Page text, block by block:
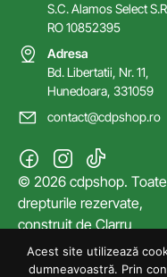
S.C. Alamos Select
RO 10852395
Adresa
Bd. Libertatii, Nr. 11,
Hunedoara, 331059
contact@cdpshop.ro
© 2026 cdpshop. Toate
drepturile rezervate,
construit de Clarru
Acest site utilizează
dumneavoastră. Prin